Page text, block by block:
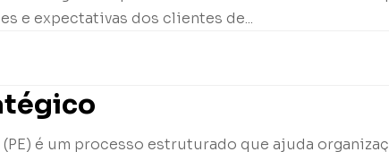
e expectativas dos clientes de...
é um processo estruturado que ajuda